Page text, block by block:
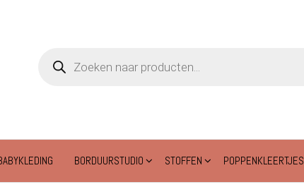
zoeken
BORDUURSTUDIO STOFFEN POPPENKLEERTJES